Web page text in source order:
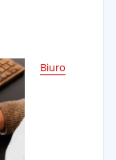
Biuro